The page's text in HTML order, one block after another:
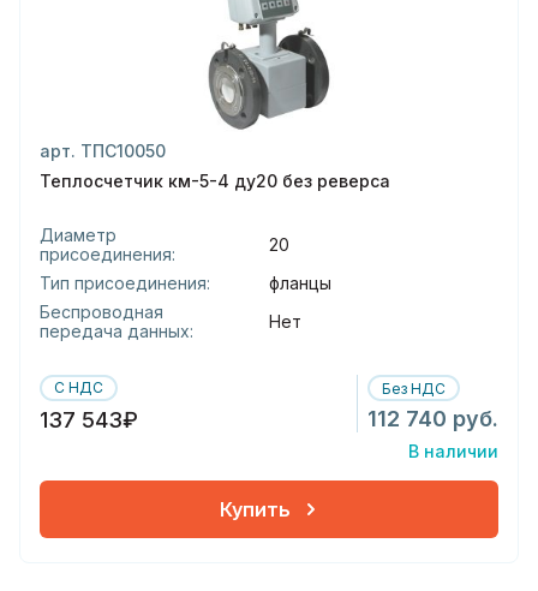
арт. ТПС10050
Теплосчетчик км-5-4 ду20 без реверса
Диаметр
присоединения:
20
Тип присоединения:
фланцы
Беспроводная
передача данных:
Нет
С НДС
137 543₽
Без НДС
112 740 руб.
В наличии
Купить